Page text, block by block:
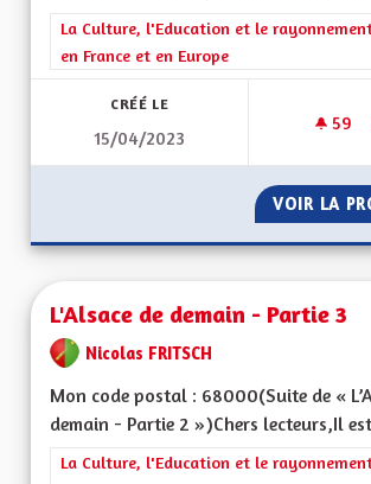
Filtrer les résultats de la catégorie : La
La Culture, l'Education et le
en France et en Europe
CRÉÉ LE
15/04/2023
59
VOIR LA
L'Alsace de demain - Partie 3
Nicolas FRITSCH
Mon code postal : 68000(Suite de «
demain - Partie 2 »)Chers lecteurs,Il
Filtrer les résultats de la catégorie : La
La Culture, l'Education et le